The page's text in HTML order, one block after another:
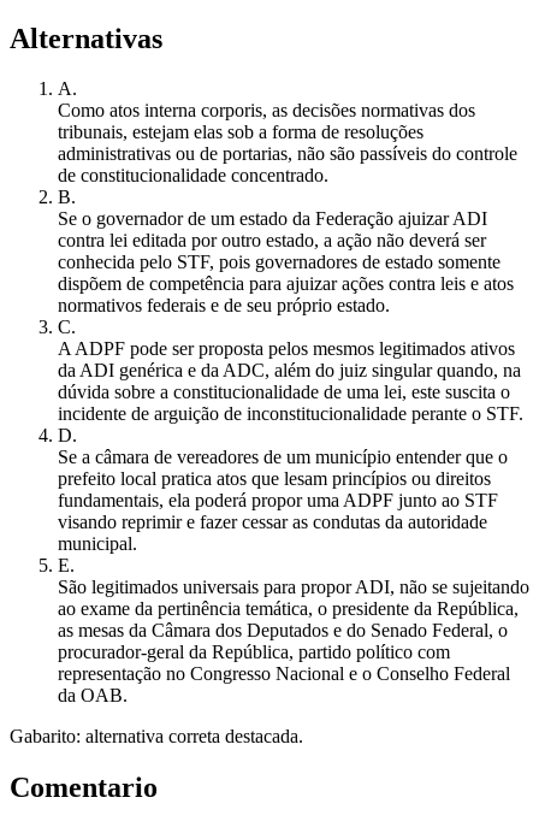
Alternativas
A.
Como atos interna corporis, as decisões normativas dos
tribunais, estejam elas sob a forma de resoluções
administrativas ou de portarias, não são passíveis do controle
de constitucionalidade concentrado.
B.
Se o governador de um estado da Federação ajuizar ADI
contra lei editada por outro estado, a ação não deverá ser
conhecida pelo STF, pois governadores de estado somente
dispõem de competência para ajuizar ações contra leis e atos
normativos federais e de seu próprio estado.
C.
A ADPF pode ser proposta pelos mesmos legitimados ativos
da ADI genérica e da ADC, além do juiz singular quando, na
dúvida sobre a constitucionalidade de uma lei, este suscita o
incidente de arguição de inconstitucionalidade perante o STF.
D.
Se a câmara de vereadores de um município entender que o
prefeito local pratica atos que lesam princípios ou direitos
fundamentais, ela poderá propor uma ADPF junto ao STF
visando reprimir e fazer cessar as condutas da autoridade
municipal.
E.
São legitimados universais para propor ADI, não se sujeitando
ao exame da pertinência temática, o presidente da República,
as mesas da Câmara dos Deputados e do Senado Federal, o
procurador-geral da República, partido político com
representação no Congresso Nacional e o Conselho Federal
da OAB.
Gabarito: alternativa correta destacada.
Comentario